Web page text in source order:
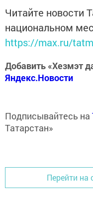
Читайте новости
национальном
https://max.ru/
Добавить «Хезмэт
Яндекс.Новости
Подписывайтесь на
Татарстан»
Перейти на